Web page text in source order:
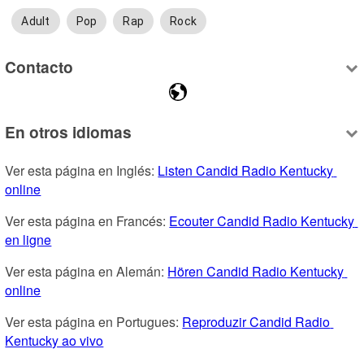
Adult Pop Rap Rock
Contacto
En otros idiomas
Ver esta página en Inglés: Listen Candid Radio Kentucky
online
Ver esta página en Francés: Ecouter Candid Radio Kentucky
en ligne
Ver esta página en Alemán: Hören Candid Radio Kentucky
online
Ver esta página en Portugues: Reproduzir Candid Radio
Kentucky ao vivo